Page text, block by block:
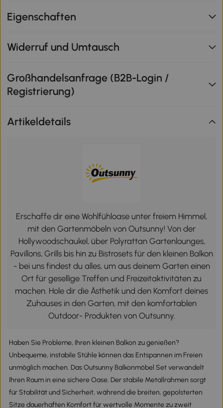
Eigenschaften
Widerruf und Umtausch
Großhandelsanfrage (B2B-Login /
Registrierung)
Artikeldetails
Erschaffe dir eine Wohlfühloase unter freiem Himmel,
mit den Gartenmöbeln von Outsunny! Von der
Hollywoodschaukel, über Polyrattan Gartenlounges,
Pavillons, Grills bis hin zu Bistrosets für den kleinen Balkon
- bei uns findest du alles, um aus deinem Garten einen
Ort für gesellige Treffen und Freizeitaktivitäten zu
machen. Hole dir die Ästhetik und den Komfort deines
Zuhauses in den Garten, mit den komfortablen
Outdoor- Produkten von Outsunny.
Haben Sie Probleme, Ihren kleinen Balkon zu genießen?
Unbequeme, instabile Stühle können das Entspannen im Freien
unmöglich machen. Das Outsunny Balkonmöbel Set verwandelt
Ihren Raum in eine sichere Oase. Der stabile Metallrahmen sorgt
für Stabilität und Sicherheit, während die breiten, gepolsterten
Sitze dauerhaften Komfort für wertvolle Momente zu zweit